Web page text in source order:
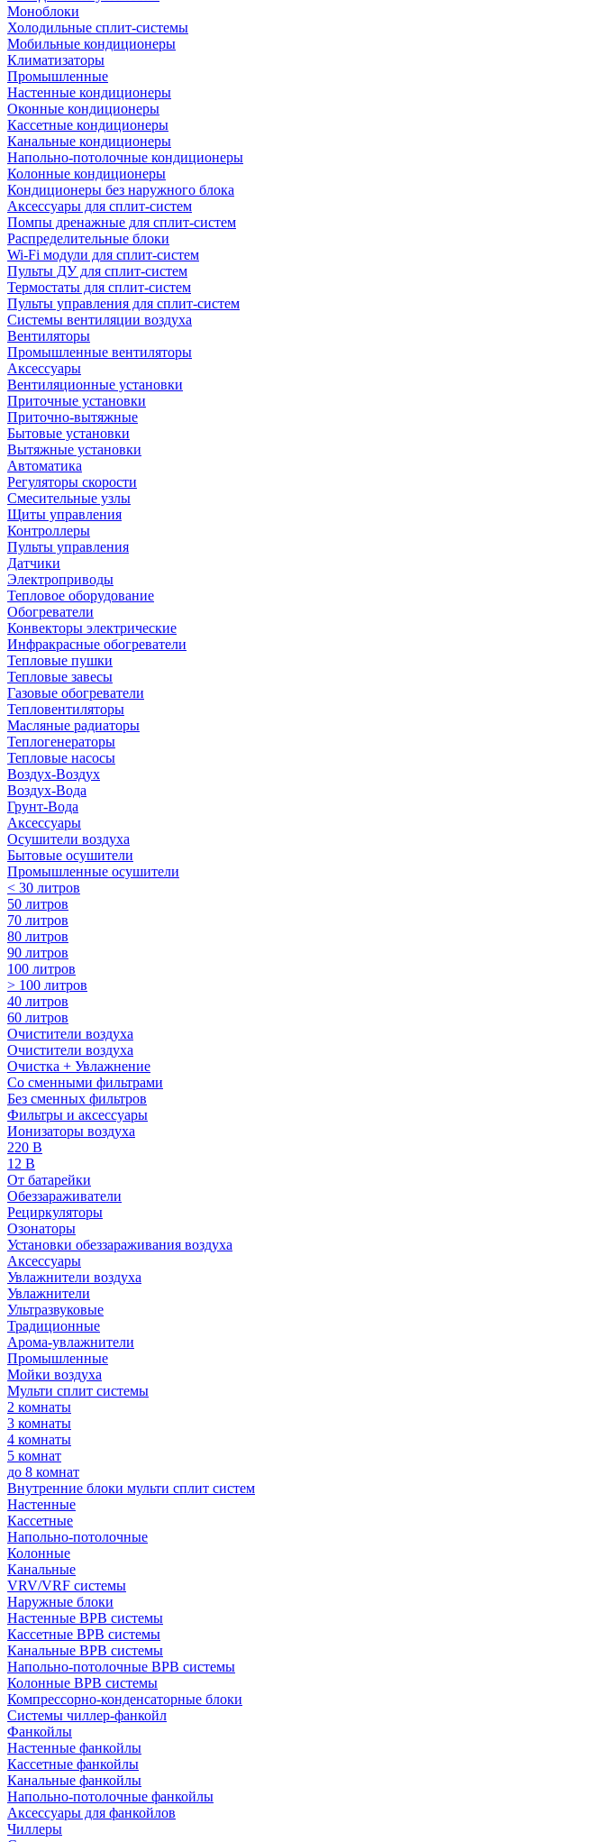
Моноблоки
Холодильные сплит-системы
Мобильные кондиционеры
Климатизаторы
Промышленные
Настенные кондиционеры
Оконные кондиционеры
Кассетные кондиционеры
Канальные кондиционеры
Напольно-потолочные кондиционеры
Колонные кондиционеры
Кондиционеры без наружного блока
Аксессуары для сплит-систем
Помпы дренажные для сплит-систем
Распределительные блоки
Wi-Fi модули для сплит-систем
Пульты ДУ для сплит-систем
Термостаты для сплит-систем
Пульты управления для сплит-систем
Системы вентиляции воздуха
Вентиляторы
Промышленные вентиляторы
Аксессуары
Вентиляционные установки
Приточные установки
Приточно-вытяжные
Бытовые установки
Вытяжные установки
Автоматика
Регуляторы скорости
Смесительные узлы
Щиты управления
Контроллеры
Пульты управления
Датчики
Электроприводы
Тепловое оборудование
Обогреватели
Конвекторы электрические
Инфракрасные обогреватели
Тепловые пушки
Тепловые завесы
Газовые обогреватели
Тепловентиляторы
Масляные радиаторы
Теплогенераторы
Тепловые насосы
Воздух-Воздух
Воздух-Вода
Грунт-Вода
Аксессуары
Осушители воздуха
Бытовые осушители
Промышленные осушители
< 30 литров
50 литров
70 литров
80 литров
90 литров
100 литров
> 100 литров
40 литров
60 литров
Очистители воздуха
Очистители воздуха
Очистка + Увлажнение
Cо сменными фильтрами
Без сменных фильтров
Фильтры и аксессуары
Ионизаторы воздуха
220 В
12 В
От батарейки
Обеззараживатели
Рециркуляторы
Озонаторы
Установки обеззараживания воздуха
Аксессуары
Увлажнители воздуха
Увлажнители
Ультразвуковые
Традиционные
Арома-увлажнители
Промышленные
Мойки воздуха
Мульти сплит системы
2 комнаты
3 комнаты
4 комнаты
5 комнат
до 8 комнат
Внутренние блоки мульти сплит систем
Настенные
Кассетные
Напольно-потолочные
Колонные
Канальные
VRV/VRF системы
Наружные блоки
Настенные ВРВ системы
Кассетные ВРВ системы
Канальные ВРВ системы
Напольно-потолочные ВРВ системы
Колонные ВРВ системы
Компрессорно-конденсаторные блоки
Системы чиллер-фанкойл
Фанкойлы
Настенные фанкойлы
Кассетные фанкойлы
Канальные фанкойлы
Напольно-потолочные фанкойлы
Аксессуары для фанкойлов
Чиллеры